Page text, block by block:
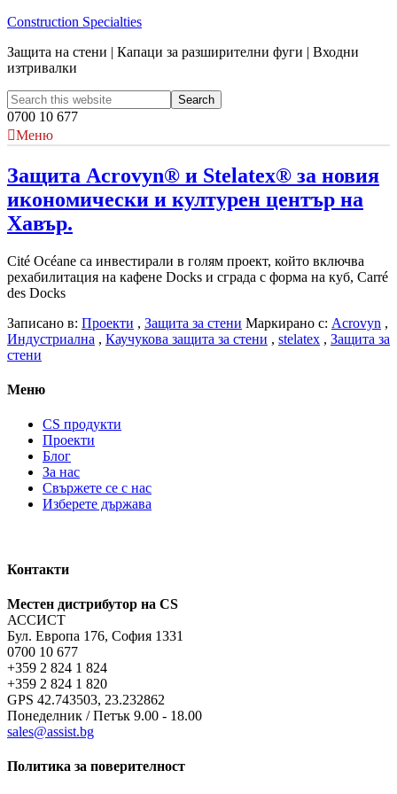
Construction Specialties
Защита на стени | Капаци за разширителни фуги | Входни
изтривалки
0700 10 677
Меню
Защита Acrovyn® и Stelatex® за новия
икономически и културен център на
Хавър.
Cité Océane са инвестирали в голям проект, който включва
рехабилитация на кафене Docks и сграда с форма на куб, Carré
des Docks
Записано в: Проекти , Защита за стени Маркирано с: Acrovyn ,
Индустриална , Каучукова защита за стени , stelatex , Защита за
стени
Меню
CS продукти
Проекти
Блог
За нас
Свържете се с нас
Изберете държава
Контакти
Местен дистрибутор на CS
АССИСТ
Бул. Европа 176, София 1331
0700 10 677
+359 2 824 1 824
+359 2 824 1 820
GPS 42.743503, 23.232862
Понеделник / Петък 9.00 - 18.00
sales@assist.bg
Политика за поверителност